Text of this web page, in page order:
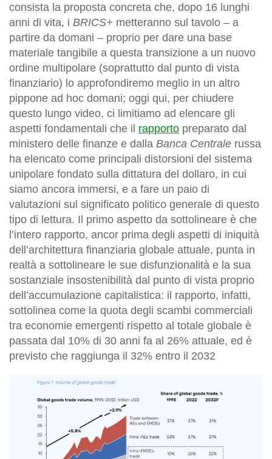
consista la proposta concreta che, dopo 16 lunghi
anni di vita, i BRICS+ metteranno sul tavolo – a
partire da domani – proprio per dare una base
materiale tangibile a questa transizione a un nuovo
ordine multipolare (soprattutto dal punto di vista
finanziario) lo approfondiremo meglio in un altro
pippone ad hoc domani; oggi qui, per chiudere
questo lungo video, ci limitiamo ad elencare gli
aspetti fondamentali che il rapporto preparato dal
ministero delle finanze e dalla Banca Centrale russa
ha elencato come principali distorsioni del sistema
unipolare fondato sulla dittatura del dollaro, in cui
siamo ancora immersi, e a fare un paio di
valutazioni sul significato politico generale di questo
tipo di lettura. Il primo aspetto da sottolineare è che
l’intero rapporto, ancor prima degli aspetti di iniquità
dell’architettura finanziaria globale attuale, punta in
realtà a sottolineare le sue disfunzionalità e la sua
sostanziale insostenibilità dal punto di vista proprio
dell’accumulazione capitalistica: il rapporto, infatti,
sottolinea come la quota degli scambi commerciali
tra economie emergenti rispetto al totale globale è
passata dal 10% di 30 anni fa al 26% attuale, ed è
previsto che raggiunga il 32% entro il 2032